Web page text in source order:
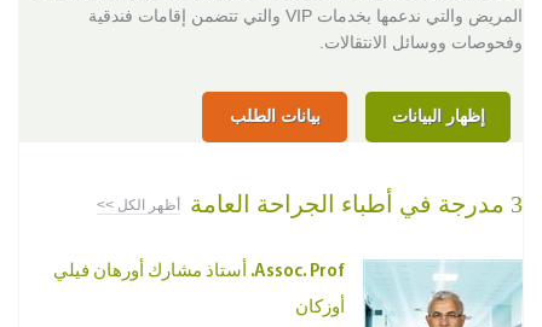
المريض والتي ندعمها بخدمات VIP والتي تتضمن إقامات فندقية
وفحوصات ووسائل الانتقالات.
إظهار البيانات بيانات الطلب
3 مدرجة في أطباء الجراحة العامة أظهر الكل >>
Assoc. Prof. أستاذ مشارك أورهان فيلي
أوزكان